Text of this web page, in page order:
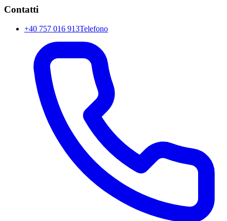
Contatti
+40 757 016 913Telefono